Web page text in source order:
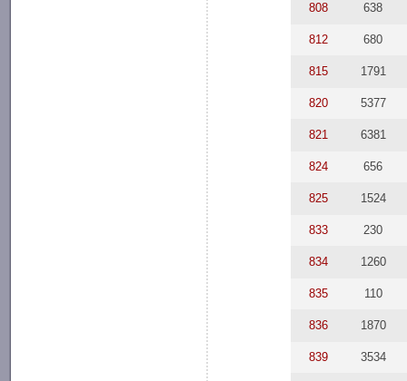
808 638
812 680
815 1791
820 5377
821 6381
824 656
825 1524
833 230
834 1260
835 110
836 1870
839 3534